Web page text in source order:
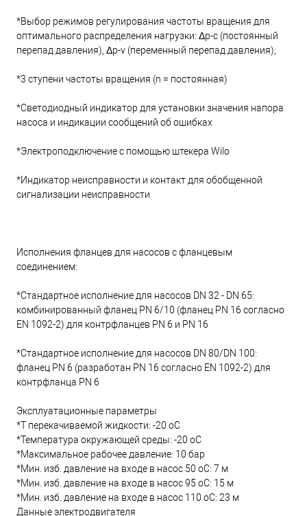
*Выбор режимов регулирования частоты вращения для
оптимального распределения нагрузки: Δp-c (постоянный
перепад давления), Δp-v (переменный перепад давления);
*3 ступени частоты вращения (n = постоянная)
*Светодиодный индикатор для установки значения напора
насоса и индикации сообщений об ошибках
*Электроподключение с помощью штекера Wilo
*Индикатор неисправности и контакт для обобщенной
сигнализации неисправности
Исполнения фланцев для насосов с фланцевым
соединением:
*Стандартное исполнение для насосов DN 32 - DN 65:
комбинированный фланец PN 6/10 (фланец PN 16 согласно
EN 1092-2) для контрфланцев PN 6 и PN 16
*Стандартное исполнение для насосов DN 80/DN 100:
фланец PN 6 (разработан PN 16 согласно EN 1092-2) для
контрфланца PN 6
Эксплуатационные параметры
*T перекачиваемой жидкости: -20 oC
*Температура окружающей среды: -20 oC
*Максимальное рабочее давление: 10 бар
*Мин. изб. давление на входе в насос 50 oC: 7 м
*Мин. изб. давление на входе в насос 95 oC: 15 м
*Мин. изб. давление на входе в насос 110 oC: 23 м
Данные электродвигателя